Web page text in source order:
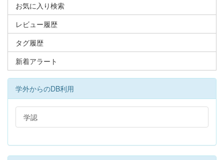
お気に入り検索
レビュー履歴
タグ履歴
新着アラート
学外からのDB利用
学認